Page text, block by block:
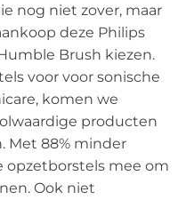
nog niet zover, maar
deze Philips
Brush kiezen.
voor voor sonische
komen we
producten
Met 88% minder
opzetborstels mee om
Ook niet